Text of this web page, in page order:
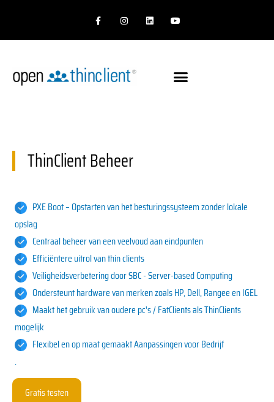
F
a
c
e
k
-
n
t
a
m
i
k
o
t
ThinClient Beheer
PXE Boot – Opstarten van het besturingssysteem zonder lokale
opslag
Centraal beheer van een veelvoud aan eindpunten
Efficiëntere uitrol van thin clients
Veiligheidsverbetering door SBC - Server-based Computing
Ondersteunt hardware van merken zoals HP, Dell, Rangee en IGEL
Maakt het gebruik van oudere pc's / FatClients als ThinClients
mogelijk
Flexibel enop maat gemaaktAanpassingen voorBedrijf
.
Gratis testen